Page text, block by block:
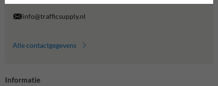
info@trafficsupply.nl
Alle contactgegevens
Informatie